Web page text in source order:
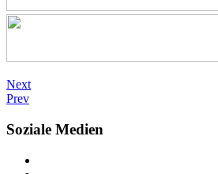
Next
Prev
Soziale Medien